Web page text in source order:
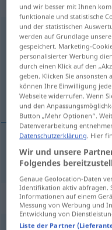
hygienischadj
Übersicht aller
(Für mehr Details die
igienic
igienic hygienisch
und wir besser mit Ihnen
funktionale und statistische
und der statistischen
werden auf Grundlage
gespeichert. Marketing-
personalisierter Werbung
durch einen Klick auf den
geben. Klicken Sie ansonsten
können Ihre Einwilligung
Webseite widerrufen. Wenn
und den
Button „Mehr Optionen“.
Datenverarbeitung
Datenschutzerklärung . Hier
Wir und unsere
Folgendes
Genaue Geolocation-Daten
Identifikation aktiv abfragen.
Informationen auf einem
Messung von Werbung und
Entwicklung von
Liste der Partner